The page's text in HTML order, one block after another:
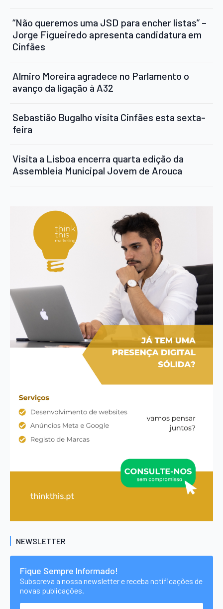
“Não queremos uma JSD para encher listas” –
Jorge Figueiredo apresenta candidatura em
Cinfães
Almiro Moreira agradece no Parlamento o
avanço da ligação à A32
Sebastião Bugalho visita Cinfães esta sexta-
feira
Visita a Lisboa encerra quarta edição da
Assembleia Municipal Jovem de Arouca
NEWSLETTER
Fique Sempre Informado!
Subscreva a nossa newsletter e receba notificações de
novas publicações.